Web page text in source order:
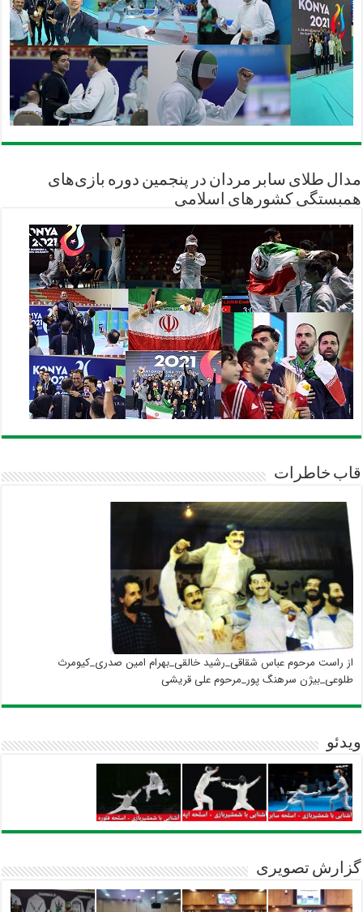
مدال طلای سابر مردان در پنجمین دوره بازی‌های
همبستگی کشورهای اسلامی
قاب خاطرات
از راست مرحوم عباس شقاقی_رشید خالقی_بهرام امین صدری_کیومرث
طلوعی_بیژن سرهنگ پور_مرحوم علی قریشی
ویدئو
گزارش تصویری